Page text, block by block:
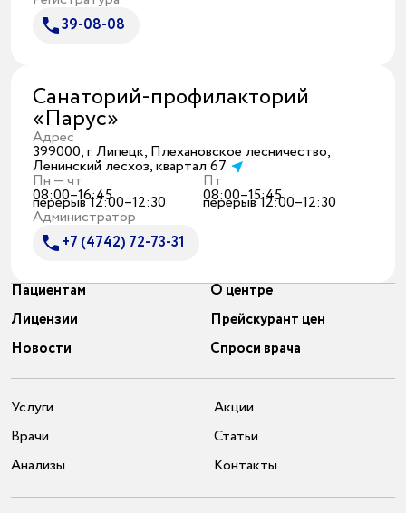
Версия для слабовидящих
39-08-08
Санаторий-профилакторий
«Парус»
Адрес
399000, г. Липецк, Плехановское лесничество,
Ленинский лесхоз, квартал 67
Пн — чт
08:00–16:45
перерыв 12:00–12:30
Пт
08:00–15:45
перерыв 12:00–12:30
Администратор
+7 (4742) 72-73-31
Пациентам
О центре
Лицензии
Прейскурант цен
Новости
Спроси врача
Услуги
Врачи
Анализы
Акции
Статьи
Контакты